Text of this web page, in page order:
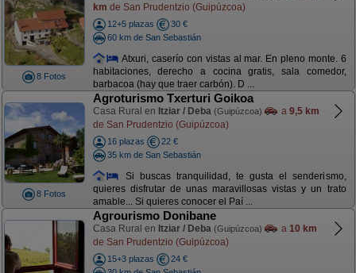
8 Fotos
km de San Prudentzio (Guipúzcoa)
12+5 plazas
30 €
60 km de San Sebastián
Atxuri, caserío con vistas al mar. En pleno monte. 6
habitaciones, derecho a cocina gratis, sala comedor,
barbacoa (hay que traer carbón). D ...
8 Fotos
Agroturismo Txerturi Goikoa
Casa Rural en Itziar / Deba (Guipúzcoa) a 9,5 km
de San Prudentzio (Guipúzcoa)
16 plazas
22 €
35 km de San Sebastián
Si buscas tranquilidad, te gusta el senderismo,
quieres disfrutar de unas maravillosas vistas y un trato
amable... Si quieres conocer el Paí ...
Agrourismo Donibane
Casa Rural en Itziar / Deba (Guipúzcoa) a 10 km
de San Prudentzio (Guipúzcoa)
15+3 plazas
24 €